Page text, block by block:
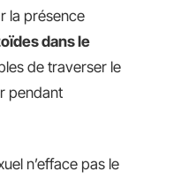
la présence
dans le
de traverser le
pendant
n’efface pas le